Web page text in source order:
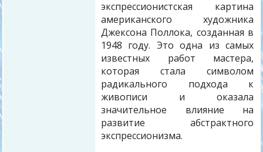
экспрессионистская картина
американского художника
Джексона Поллока, созданная в
1948 году. Это одна из самых
известных работ мастера,
которая стала символом
радикального подхода к
живописи и оказала
значительное влияние на
развитие абстрактного
экспрессионизма.